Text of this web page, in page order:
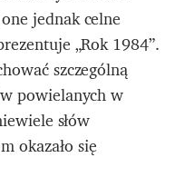
jednak celne
„Rok 1984”.
szczególną
powielanych w
słów
okazało się